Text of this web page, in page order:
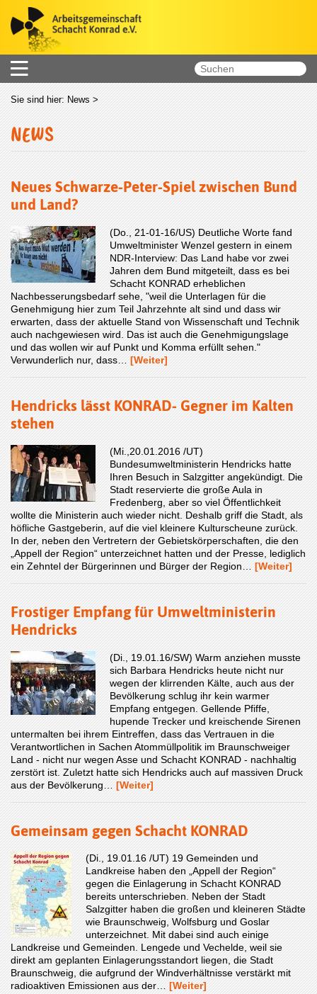
Sie sind hier: News >
NEWS
Neues Schwarze-Peter-Spiel zwischen Bund
und Land?
(Do., 21-01-16/US) Deutliche Worte fand
Umweltminister Wenzel gestern in einem
NDR-Interview: Das Land habe vor zwei
Jahren dem Bund mitgeteilt, dass es bei
Schacht KONRAD erheblichen
Nachbesserungsbedarf sehe, "weil die Unterlagen für die
Genehmigung hier zum Teil Jahrzehnte alt sind und dass wir
erwarten, dass der aktuelle Stand von Wissenschaft und Technik
auch nachgewiesen wird. Das ist auch die Genehmigungslage
und das wollen wir auf Punkt und Komma erfüllt sehen."
Verwunderlich nur, dass… [Weiter]
Hendricks lässt KONRAD- Gegner im Kalten
stehen
(Mi.,20.01.2016 /UT)
Bundesumweltministerin Hendricks hatte
Ihren Besuch in Salzgitter angekündigt. Die
Stadt reservierte die große Aula in
Fredenberg, aber so viel Öffentlichkeit
wollte die Ministerin auch wieder nicht. Deshalb griff die Stadt, als
höfliche Gastgeberin, auf die viel kleinere Kulturscheune zurück.
In der, neben den Vertretern der Gebietskörperschaften, die den
„Appell der Region“ unterzeichnet hatten und der Presse, lediglich
ein Zehntel der Bürgerinnen und Bürger der Region… [Weiter]
Frostiger Empfang für Umweltministerin
Hendricks
(Di., 19.01.16/SW) Warm anziehen musste
sich Barbara Hendricks heute nicht nur
wegen der klirrenden Kälte, auch aus der
Bevölkerung schlug ihr kein warmer
Empfang entgegen. Gellende Pfiffe,
hupende Trecker und kreischende Sirenen
untermalten bei ihrem Eintreffen, dass das Vertrauen in die
Verantwortlichen in Sachen Atommüllpolitik im Braunschweiger
Land - nicht nur wegen Asse und Schacht KONRAD - nachhaltig
zerstört ist. Zuletzt hatte sich Hendricks auch auf massiven Druck
aus der Bevölkerung… [Weiter]
Gemeinsam gegen Schacht KONRAD
(Di., 19.01.16 /UT) 19 Gemeinden und
Landkreise haben den „Appell der Region“
gegen die Einlagerung in Schacht KONRAD
bereits unterschrieben. Neben der Stadt
Salzgitter haben die großen und kleineren Städte
wie Braunschweig, Wolfsburg und Goslar
unterzeichnet. Mit dabei sind auch einige
Landkreise und Gemeinden. Lengede und Vechelde, weil sie
direkt am geplanten Einlagerungsstandort liegen, die Stadt
Braunschweig, die aufgrund der Windverhältnisse verstärkt mit
radioaktiven Emissionen aus der… [Weiter]